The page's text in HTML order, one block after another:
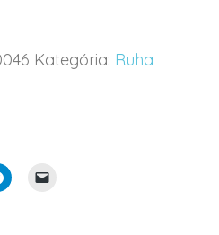
Kategória: Ruha